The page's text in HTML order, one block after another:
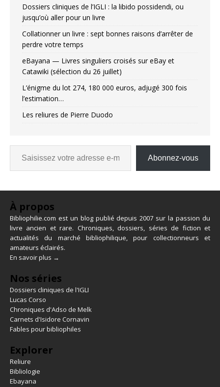
Dossiers cliniques de l’IGLI : la libido possidendi, ou
jusqu’où aller pour un livre
Collationner un livre : sept bonnes raisons d’arrêter de
perdre votre temps
eBayana — Livres singuliers croisés sur eBay et
Catawiki (sélection du 26 juillet)
L’énigme du lot 274, 180 000 euros, adjugé 300 fois
l’estimation…
Les reliures de Pierre Duodo
Abonnez-vous
À propos
Bibliophilie.com est un blog publié depuis 2007 sur la passion du
livre ancien et rare. Chroniques, dossiers, séries de fiction et
actualités du marché bibliophilique, pour collectionneurs et
amateurs éclairés.
En savoir plus →
Nos séries
Dossiers cliniques de l'IGLI
Lucas Corso
Chroniques d'Adso de Melk
Carnets d'Isidore Cornavin
Fables pour bibliophiles
Explorer
Reliure
Bibliologie
Ebayana